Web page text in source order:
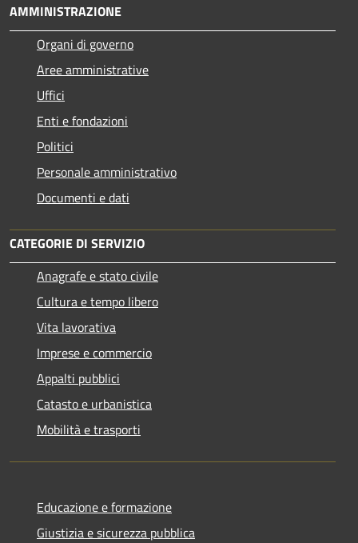
AMMINISTRAZIONE
Organi di governo
Aree amministrative
Uffici
Enti e fondazioni
Politici
Personale amministrativo
Documenti e dati
CATEGORIE DI SERVIZIO
Anagrafe e stato civile
Cultura e tempo libero
Vita lavorativa
Imprese e commercio
Appalti pubblici
Catasto e urbanistica
Mobilità e trasporti
Educazione e formazione
Giustizia e sicurezza pubblica